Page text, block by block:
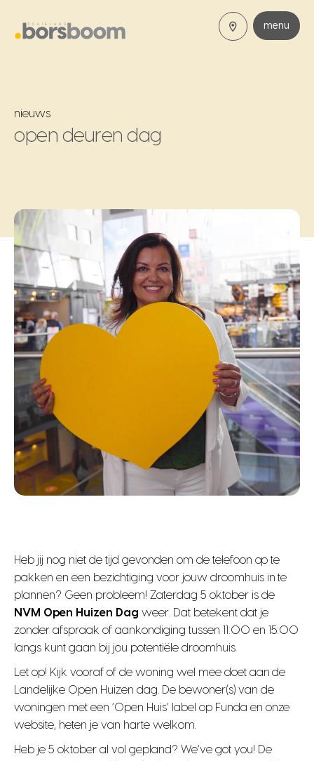
menu
nieuws
open deuren dag
Heb jij nog niet de tijd gevonden om de telefoon op te
pakken en een bezichtiging voor jouw droomhuis in te
plannen? Geen probleem! Zaterdag 5 oktober is de
NVM Open Huizen Dag weer. Dat betekent dat je
zonder afspraak of aankondiging tussen 11:00 en 15:00
langs kunt gaan bij jou potentiële droomhuis.
Let op! Kijk vooraf of de woning wel mee doet aan de
Landelijke Open Huizen dag. De bewoner(s) van de
woningen met een ‘Open Huis’ label op Funda en onze
website, heten je van harte welkom.
Heb je 5 oktober al vol gepland? We’ve got you! De